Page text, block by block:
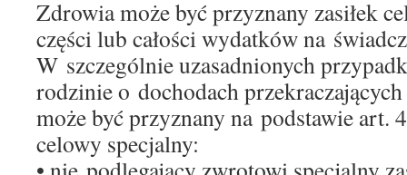
Zdrowia może być przyznany zasiłek
części lub całości wydatków na
W szczególnie uzasadnionych
rodzinie o dochodach
może być przyznany na podstawie art.
celowy specjalny: